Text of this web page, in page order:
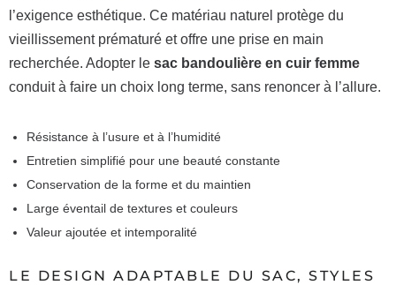
l’exigence esthétique. Ce matériau naturel protège du
vieillissement prématuré et offre une prise en main
recherchée. Adopter le sac bandoulière en cuir femme
conduit à faire un choix long terme, sans renoncer à l’allure.
Résistance à l’usure et à l’humidité
Entretien simplifié pour une beauté constante
Conservation de la forme et du maintien
Large éventail de textures et couleurs
Valeur ajoutée et intemporalité
LE DESIGN ADAPTABLE DU SAC, STYLES